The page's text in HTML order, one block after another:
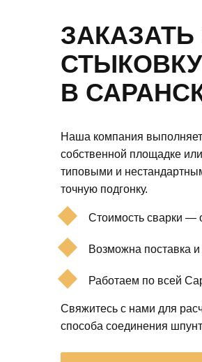
ЗАКАЗАТЬ
В
Наша компания
собственной площадке
типовыми и
точную подгонку.
Стоимость сварки —
Возможна поставка
Работаем по всей
Свяжитесь с нами для
способа соединения